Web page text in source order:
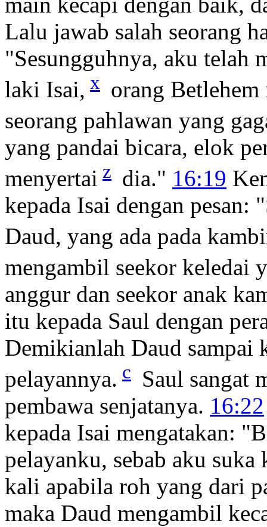
Lalu jawab salah seorang
"Sesungguhnya, aku telah
laki Isai, x orang
seorang pahlawan yang
yang pandai bicara, elok
menyertai z dia." 16:19
kepada Isai dengan pesan:
Daud, yang ada pada
mengambil seekor keledai
anggur dan seekor anak
itu kepada Saul dengan
Demikianlah Daud sampai
pelayannya. c Saul sangat
pembawa senjatanya. 16:22
kepada Isai mengatakan:
pelayanku, sebab aku
kali apabila roh yang dari
maka Daud mengambil